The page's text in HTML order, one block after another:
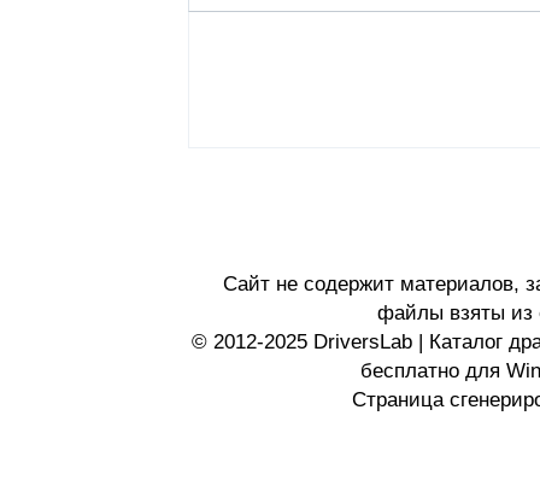
Сайт не содержит материалов,
файлы взяты из
© 2012-2025 DriversLab | Каталог
бесплатно для
Страница